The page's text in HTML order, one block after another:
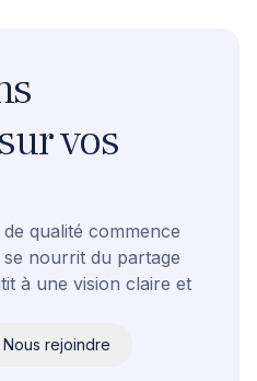
vos
qualité commence
nourrit du partage
à une vision claire et
Nous rejoindre